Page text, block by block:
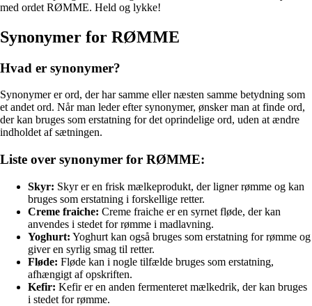
med ordet RØMME. Held og lykke!
Synonymer for RØMME
Hvad er synonymer?
Synonymer er ord, der har samme eller næsten samme betydning som
et andet ord. Når man leder efter synonymer, ønsker man at finde ord,
der kan bruges som erstatning for det oprindelige ord, uden at ændre
indholdet af sætningen.
Liste over synonymer for RØMME:
Skyr: Skyr er en frisk mælkeprodukt, der ligner rømme og kan
bruges som erstatning i forskellige retter.
Creme fraiche: Creme fraiche er en syrnet fløde, der kan
anvendes i stedet for rømme i madlavning.
Yoghurt: Yoghurt kan også bruges som erstatning for rømme og
giver en syrlig smag til retter.
Fløde: Fløde kan i nogle tilfælde bruges som erstatning,
afhængigt af opskriften.
Kefir: Kefir er en anden fermenteret mælkedrik, der kan bruges
i stedet for rømme.